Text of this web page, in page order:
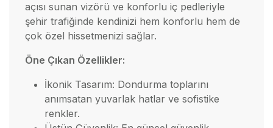
açısı sunan vizörü ve konforlu iç pedleriyle
şehir trafiğinde kendinizi hem konforlu hem de
çok özel hissetmenizi sağlar.
Öne Çıkan Özellikler:
İkonik Tasarım: Dondurma toplarını
anımsatan yuvarlak hatlar ve sofistike
renkler.